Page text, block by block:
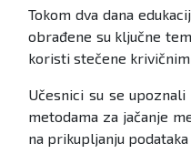
Tokom dva dana
obrađene su ključne
koristi stečene
Učesnici su se
metodama za jačanje
na prikupljanju